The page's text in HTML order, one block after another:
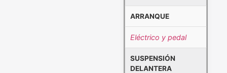
ARRANQUE
Eléctrico y pedal
SUSPENSIÓN
DELANTERA